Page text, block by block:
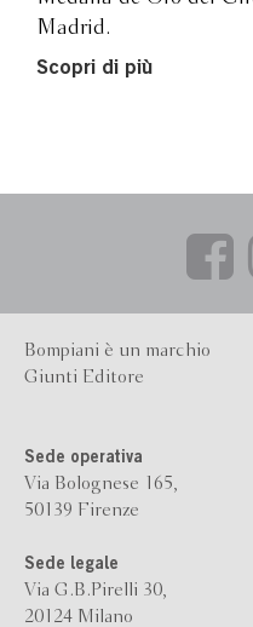
Madrid.
Scopri di più
Bompiani è un marchio
Giunti Editore
Sede operativa
Via Bolognese 165,
50139 Firenze
Sede legale
Via G.B.Pirelli 30,
20124 Milano